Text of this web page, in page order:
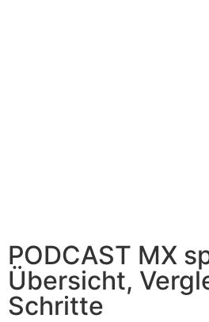
PODCAST MX
Übersicht,
Schritte